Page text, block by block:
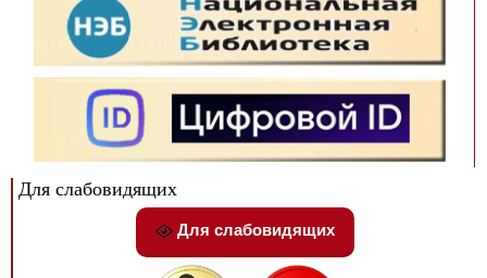
Для слабовидящих
Для слабовидящих